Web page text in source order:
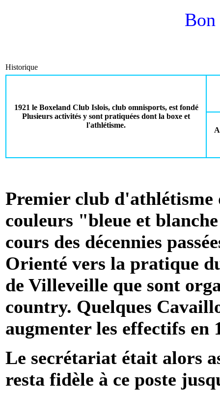
Bon
Historique
1921 le Boxeland Club Islois, club omnisports, est fondé
Plusieurs activités y sont pratiquées dont la boxe et
l'athlétisme.
Premier club d'athlétisme
couleurs "bleue et
cours des décennies
Orienté vers la pratique
de Villeveille que sont
country. Quelques
augmenter les effectifs en
Le secrétariat était alors
resta fidèle à ce poste